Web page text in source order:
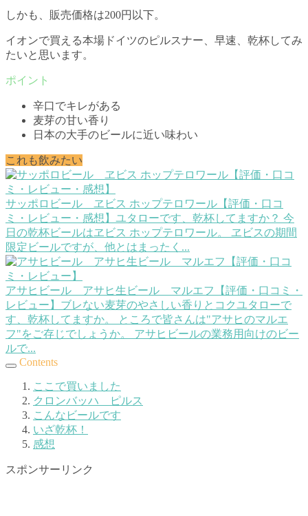
しかも、販売価格は200円以下。
イオンで買える本場ドイツのピルスナー、早速、乾杯してみ
たいと思います。
辛口でキレがある
麦芽の甘い香り
日本の大手のビールに近い味わい
これも飲みたい
サッポロビール ヱビス ホップテロワール【評価・口コ
ミ・レビュー・感想】 ユタローです、乾杯してますか？ 今
日の乾杯ビールはヱビス ホップテロワール。 ヱビスの期間
限定ビールですが、他とはまったく...
アサヒビール アサヒ生ビール マルエフ【評価・口コミ・
レビュー】ブレない麦芽のやさしい香りとコクユタローで
す、乾杯してますか。 ところで皆さんは"アサヒのマルエ
フ"をご存じでしょうか。 アサヒビールの業務用向けのビー
ルで...
Contents
ここで買いました
クロンバッハ ピルス
こんなビールです
いざ乾杯！
感想
スポンサーリンク